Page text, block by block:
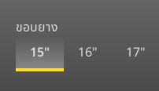
ขอบยาง
15"
16" 17"